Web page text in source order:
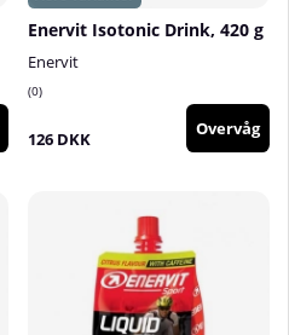
Enervit Isotonic Drink, 420 g
Enervit
0
126 DKK Overvåg